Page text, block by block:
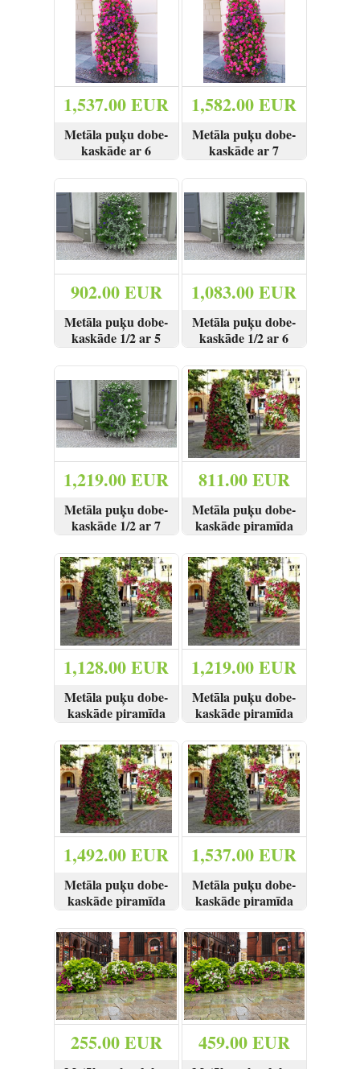
1,537.00 EUR
Metāla puķu dobe-
kaskāde ar 6
podiem
SKATĪT PIRKT
1,582.00 EUR
Metāla puķu dobe-
kaskāde ar 7
podiem
SKATĪT PIRKT
902.00 EUR
Metāla puķu dobe-
kaskāde 1/2 ar 5
podiem
SKATĪT PIRKT
1,083.00 EUR
Metāla puķu dobe-
kaskāde 1/2 ar 6
podiem
SKATĪT PIRKT
1,219.00 EUR
Metāla puķu dobe-
kaskāde 1/2 ar 7
podiem
SKATĪT PIRKT
811.00 EUR
Metāla puķu dobe-
kaskāde piramīda
ar 3 podiem
SKATĪT PIRKT
1,128.00 EUR
Metāla puķu dobe-
kaskāde piramīda
ar 4 podiem
SKATĪT PIRKT
1,219.00 EUR
Metāla puķu dobe-
kaskāde piramīda
ar 5 podiem
SKATĪT PIRKT
1,492.00 EUR
Metāla puķu dobe-
kaskāde piramīda
ar 6 podiem
SKATĪT PIRKT
1,537.00 EUR
Metāla puķu dobe-
kaskāde piramīda
ar 7 podiem
SKATĪT PIRKT
255.00 EUR 459.00 EUR